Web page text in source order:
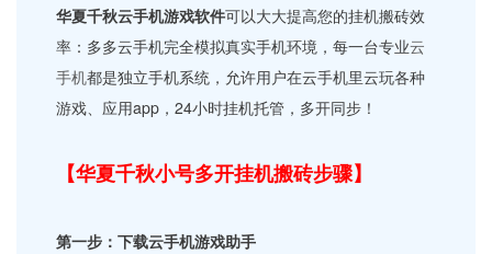
华夏千秋云手机游戏软件可以大大提高您的挂机搬砖效
率：多多云手机完全模拟真实手机环境，每一台专业云
手机都是独立手机系统，允许用户在云手机里云玩各种
游戏、应用app，24小时挂机托管，多开同步！
【华夏千秋小号多开挂机搬砖步骤】
第一步：下载云手机游戏助手